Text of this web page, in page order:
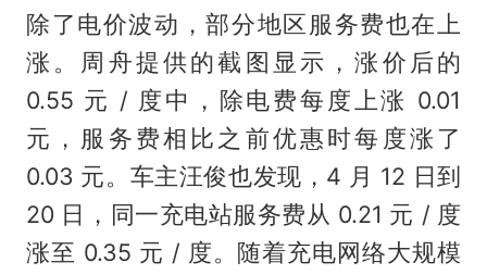
除了电价波动，部分地区服务费也在上
涨。周舟提供的截图显示，涨价后的
0.55 元 / 度中，除电费每度上涨 0.01
元，服务费相比之前优惠时每度涨了
0.03 元。车主汪俊也发现，4 月 12 日到
20 日，同一充电站服务费从 0.21 元 / 度
涨至 0.35 元 / 度。随着充电网络大规模